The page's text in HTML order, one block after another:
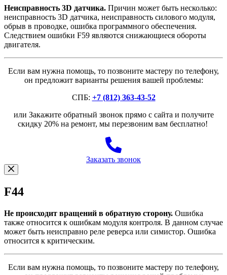
Неисправность 3D датчика. Причин может быть несколько:
неисправность 3D датчика, неисправность силового модуля,
обрыв в проводке, ошибка программного обеспечения.
Следствием ошибки F59 являются снижающиеся обороты
двигателя.
Если вам нужна помощь, то позвоните мастеру по телефону,
он предложит варианты решения вашей проблемы:
СПБ: +7 (812) 363-43-52
или Закажите обратный звонок прямо с сайта и получите
скидку 20% на ремонт, мы перезвоним вам бесплатно!
Заказать звонок
F44
Не происходит вращений в обратную сторону. Ошибка
также относится к ошибкам модуля контроля. В данном случае
может быть неисправно реле реверса или симистор. Ошибка
относится к критическим.
Если вам нужна помощь, то позвоните мастеру по телефону,